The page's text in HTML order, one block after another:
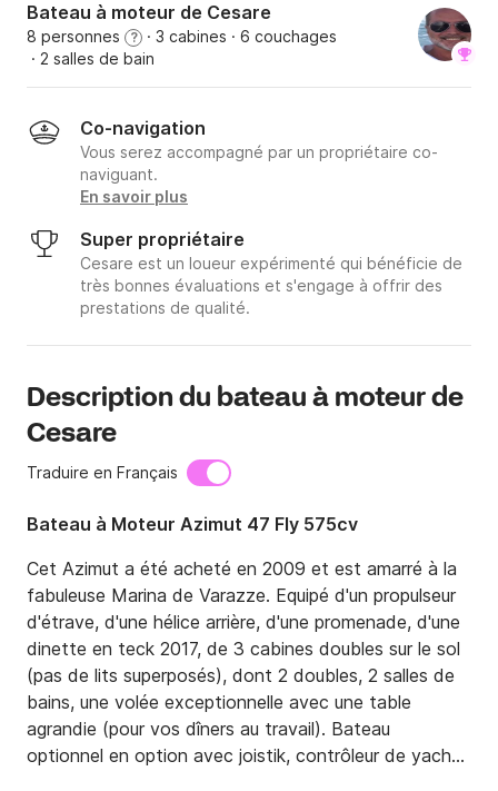
Bateau à moteur de Cesare
8 personnes ? · 3 cabines · 6 couchages
· 2 salles de bain
Co-navigation
Vous serez accompagné par un propriétaire co-
naviguant.
En savoir plus
Super propriétaire
Cesare est un loueur expérimenté qui bénéficie de
très bonnes évaluations et s'engage à offrir des
prestations de qualité.
Description du bateau à moteur de
Cesare
Traduire en Français
Bateau à Moteur Azimut 47 Fly 575cv
Cet Azimut a été acheté en 2009 et est amarré à la
fabuleuse Marina de Varazze. Equipé d'un propulseur
d'étrave, d'une hélice arrière, d'une promenade, d'une
dinette en teck 2017, de 3 cabines doubles sur le sol
(pas de lits superposés), dont 2 doubles, 2 salles de
bains, une volée exceptionnelle avec une table
agrandie (pour vos dîners au travail). Bateau
optionnel en option avec joistik, contrôleur de yacht,